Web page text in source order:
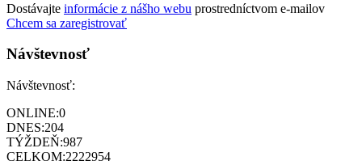
Dostávajte informácie z nášho webu prostredníctvom e-mailov
Chcem sa zaregistrovať
Návštevnosť
Návštevnosť:
ONLINE:0
DNES:204
TÝŽDEŇ:987
CELKOM:2222954